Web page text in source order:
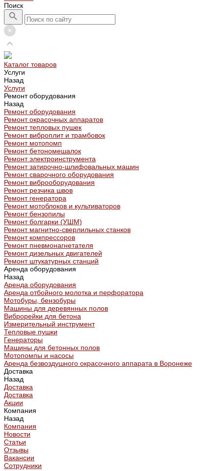
Поиск
Каталог товаров
Услуги
Назад
Услуги
Ремонт оборудования
Назад
Ремонт оборудования
Ремонт окрасочных аппаратов
Ремонт тепловых пушек
Ремонт виброплит и трамбовок
Ремонт мотопомп
Ремонт бетономешалок
Ремонт электроинструмента
Ремонт затирочно-шлифовальных машин
Ремонт сварочного оборудования
Ремонт виброоборудования
Ремонт резчика швов
Ремонт генератора
Ремонт мотоблоков и культиваторов
Ремонт бензопилы
Ремонт болгарки (УШМ)
Ремонт магнитно-сверлильных станков
Ремонт компрессоров
Ремонт пневмонагнетателя
Ремонт дизельных двигателей
Ремонт штукатурных станций
Аренда оборудования
Назад
Аренда оборудования
Аренда отбойного молотка и перфоратора
Мотобуры, бензобуры
Машины для деревянных полов
Виброрейки для бетона
Измерительный инструмент
Тепловые пушки
Генераторы
Машины для бетонных полов
Мотопомпы и насосы
Аренда безвоздушного окрасочного аппарата в Воронеже
Доставка
Назад
Доставка
Доставка
Акции
Компания
Назад
Компания
Новости
Статьи
Отзывы
Вакансии
Сотрудники